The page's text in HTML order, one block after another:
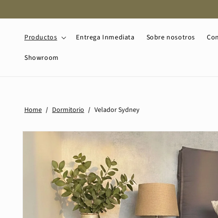
al contenido
Productos Entrega Inmediata Sobre nosotros
Showroom
Home / Dormitorio / Velador Sydney
directamente
del producto